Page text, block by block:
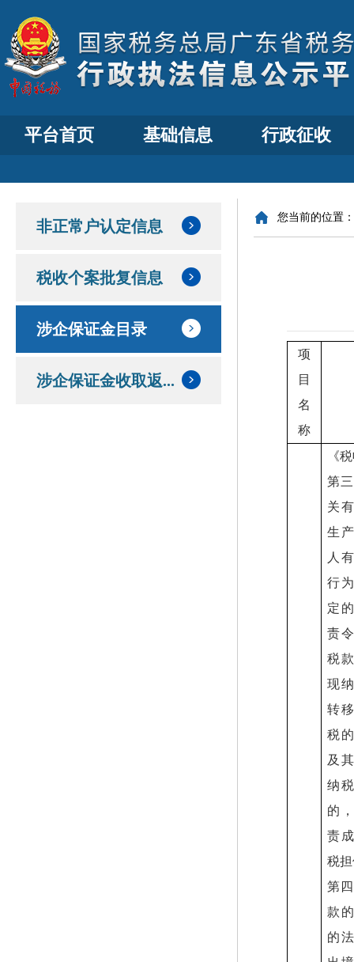
平台首页 基础信息 行政征收
非正常户认定信息
税收个案批复信息
涉企保证金目录
涉企保证金收取返...
您当前的位置
项
目
名
称
《
第
关
生
人
行
定
责
税
现
转
税
及
纳
的
责
税
第
款
的